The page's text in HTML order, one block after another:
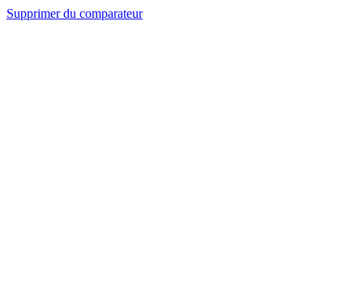
Supprimer du comparateur